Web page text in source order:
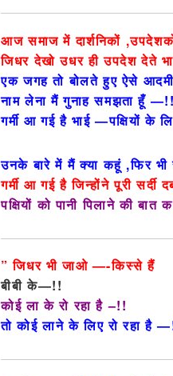
आज समाज में दार्शनिकों
जिधर देखो उधर ही उपदेश देते
एक जगह तो बोलते हुए ऐसे आदमी
नाम लेना मैं गुनाह समझता हूँ
गर्मी आ गई है भाई —पक्षियों के
उनके बारे में मैं क्या कहूं ,फिर भी
गर्मी आ गई है जिन्होंने पूरी सर्दी
पक्षियों को पानी पिलाने की
” जिधर भी जाओ —-किस्से हैं
बीबी के—!!
कोई ला के रो रहा है –!!
तो कोई लाने के लिए रो रहा है